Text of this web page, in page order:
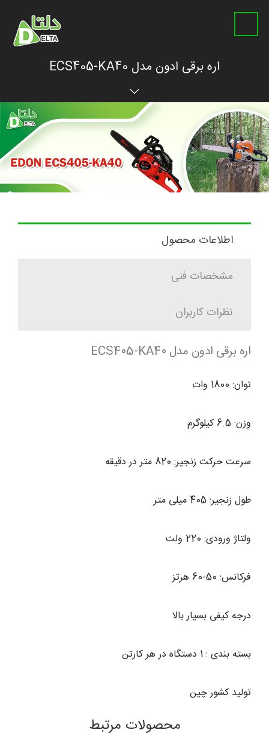
اره برقی ادون مدل ECS405-KA40
اطلاعات محصول
مشخصات فنی
نظرات کاربران
اره برقی ادون مدل ECS405-KA40
توان: 1800 وات
وزن: 6.5 کیلوگرم
سرعت حرکت زنجیر: 820 متر در دقیقه
طول زنجیر: 405 میلی متر
ولتاژ ورودی: 220 ولت
فرکانس: 50-60 هرتز
درجه کیفی بسیار بالا
بسته بندی : 1 دستگاه در هر کارتن
تولید کشور چین
محصولات مرتبط